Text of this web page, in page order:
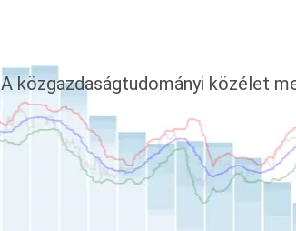
A közgazdaságtudományi közélet